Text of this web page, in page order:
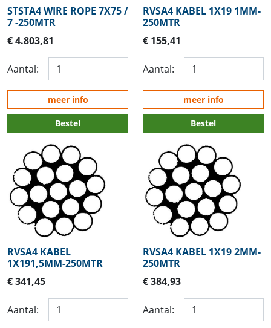
STSTA4 WIRE ROPE 7X75 /
7 -250MTR
€ 4.803,81
Aantal:
meer info
Bestel
RVSA4 KABEL 1X19 1MM-
250MTR
€ 155,41
Aantal:
meer info
Bestel
RVSA4 KABEL
1X191,5MM-250MTR
€ 341,45
Aantal:
RVSA4 KABEL 1X19 2MM-
250MTR
€ 384,93
Aantal: